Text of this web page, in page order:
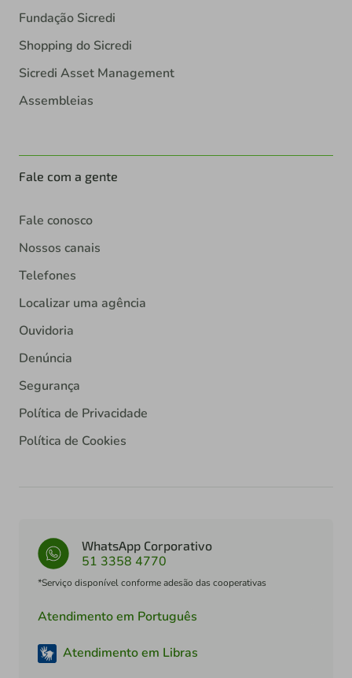
Fundação Sicredi
Shopping do Sicredi
Sicredi Asset Management
Assembleias
Fale com a gente
Fale conosco
Nossos canais
Telefones
Localizar uma agência
Ouvidoria
Denúncia
Segurança
Política de Privacidade
Política de Cookies
WhatsApp Corporativo
51 3358 4770
*Serviço disponível conforme adesão das cooperativas
Atendimento em Português
Atendimento em Libras